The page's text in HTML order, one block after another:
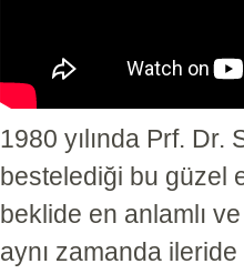
1980 yılında Prf.
bestelediği bu güzel
beklide en anlamlı
aynı zamanda